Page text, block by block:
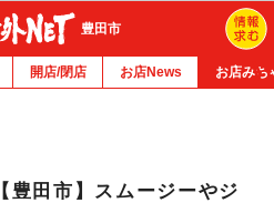
豊田市
開店/閉店 お店News お店みち
【豊田市】スムージーやジ